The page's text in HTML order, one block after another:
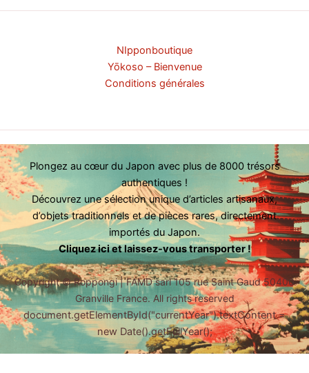
NIpponboutique
Yōkoso – Bienvenue
Conditions générales
Plongez au cœur du Japon avec plus de 8000 trésors
authentiques !
Découvrez une sélection unique d’articles artisanaux,
d’objets traditionnels et de pièces rares, directement
importés du Japon.
Cliquez ici et laissez-vous transporter !
Copyright ©Roppongi | FAMD sarl 105 rue Saint Gaud 50400
Granville France. All rights reserved
document.getElementById("currentYear").textContent =
new Date().getFullYear();